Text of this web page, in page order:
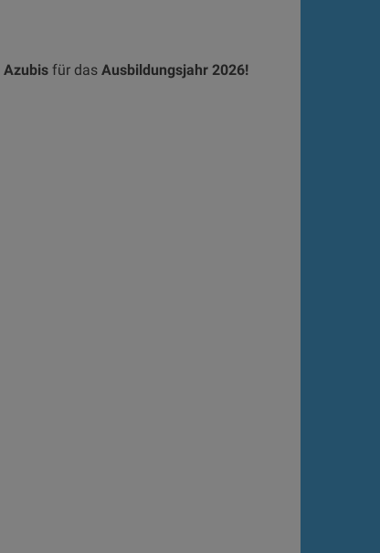
Azubis für das Ausbildungsjahr 2026!